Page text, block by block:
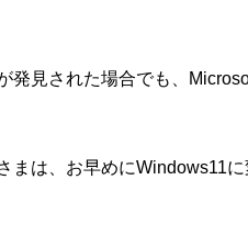
見された場合でも、
は、お早めにWindows11